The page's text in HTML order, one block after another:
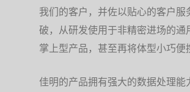
我们的客户，并佐以贴心的客户
破，从研发使用于非精密进场的
掌上型产品，甚至再将体型小巧
佳明的产品拥有强大的数据处理